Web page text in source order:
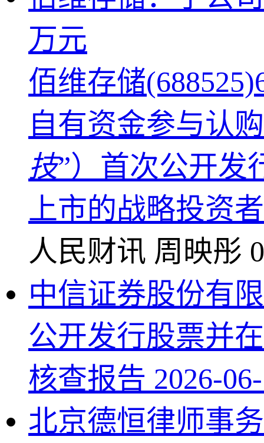
万元
佰维存储
自有资金参与认
技”）首次公开发
上市的战略投资
人民财讯 周映彤
中信证券股份有
公开发行股票并
核查报告 2026-
北京德恒律师事